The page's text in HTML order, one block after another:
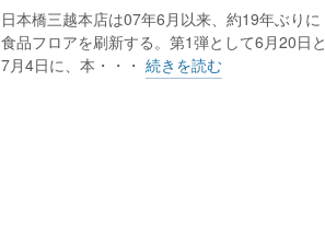
日本橋三越本店は07年6月以来、約19年ぶりに
食品フロアを刷新する。第1弾として6月20日と
7月4日に、本・・・ 続きを読む